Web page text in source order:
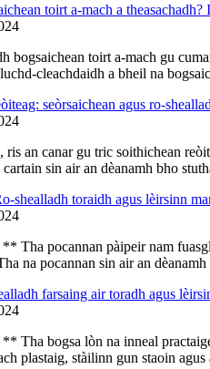
toirt a-mach a
bogsaichean toirt a-mach gu
cleachdaidh a bheil na
seòrsaichean agus ro-
ris an canar gu tric soithichean
sin air an dèanamh bho
shealladh toraidh agus lèirsinn
Tha pocannan pàipeir nam
na pocannan sin air an
farsaing air toradh agus
Tha bogsa lòn na inneal
plastaig, stàilinn gun staoin